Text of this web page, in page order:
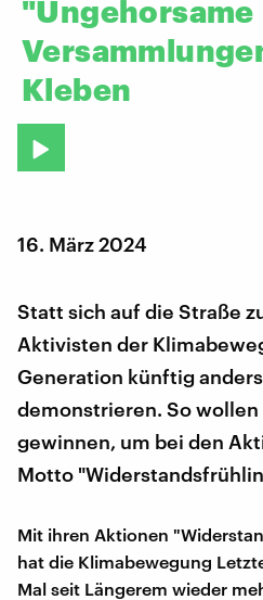
"Ungehorsame
Kleben
16. März 2024
Statt sich auf die Straße
Aktivisten der
Generation künftig
demonstrieren. So
gewinnen, um bei den
Motto
Mit ihren Aktionen
hat die Klimabewegung
Mal seit Längerem wieder